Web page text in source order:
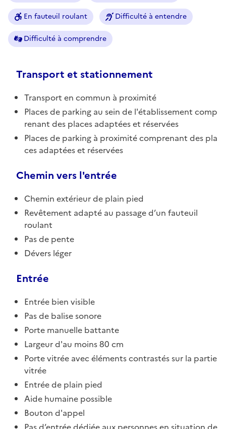
En fauteuil roulant Difficulté à entendre
Difficulté à comprendre
Transport et stationnement
Transport en commun à proximité
Places de parking au sein de l'établissement comp
renant des places adaptées et réservées
Places de parking à proximité comprenant des pla
ces adaptées et réservées
Chemin vers l'entrée
Chemin extérieur de plain pied
Revêtement adapté au passage d’un fauteuil
roulant
Pas de pente
Dévers léger
Entrée
Entrée bien visible
Pas de balise sonore
Porte manuelle battante
Largeur d'au moins 80 cm
Porte vitrée avec éléments contrastés sur la partie
vitrée
Entrée de plain pied
Aide humaine possible
Bouton d'appel